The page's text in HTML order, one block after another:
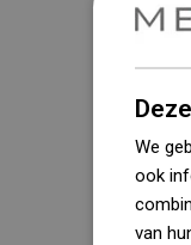
We
ook
van